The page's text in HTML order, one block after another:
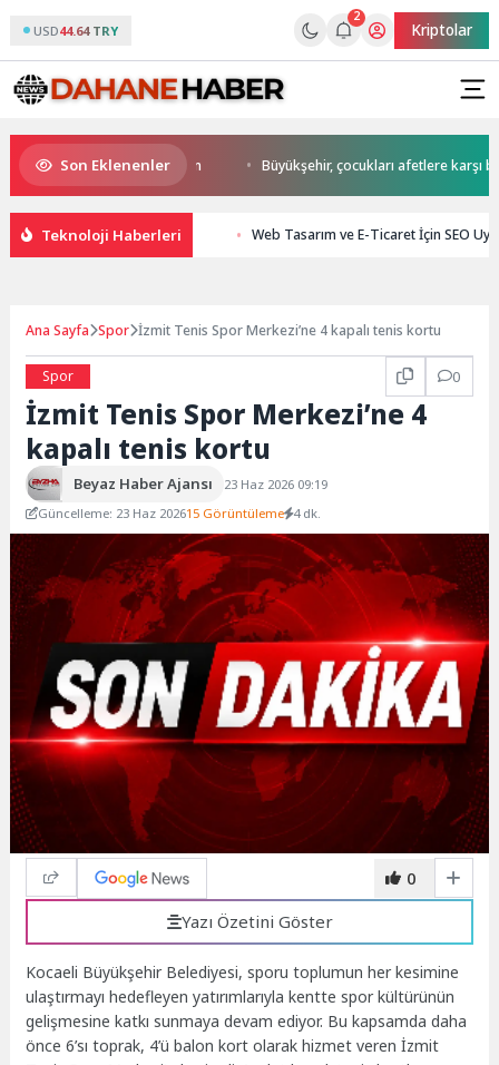
USD44.64 TRY
2
Kriptolar
Son Eklenenler
Başkan Büyükakın’dan Büyükşehir, çocukları afetlere karşı
Teknoloji Haberleri Web Tasarım ve E-Ticaret İçin SEO
Ana Sayfa Spor İzmit Tenis Spor Merkezi’ne 4 kapalı tenis kortu
Spor 0
İzmit Tenis Spor Merkezi’ne 4
kapalı tenis kortu
Beyaz Haber Ajansı
23 Haz 2026 09:19
Güncelleme: 23 Haz 202615 Görüntüleme 4 dk.
0
Yazı Özetini Göster
Kocaeli Büyükşehir Belediyesi, sporu toplumun her kesimine
ulaştırmayı hedefleyen yatırımlarıyla kentte spor kültürünün
gelişmesine katkı sunmaya devam ediyor. Bu kapsamda daha
önce 6’sı toprak, 4’ü balon kort olarak hizmet veren İzmit